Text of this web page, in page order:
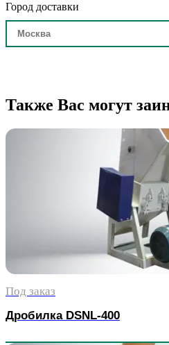
Город доставки
Также Вас могут
Под заказ
Дробилка DSNL-400